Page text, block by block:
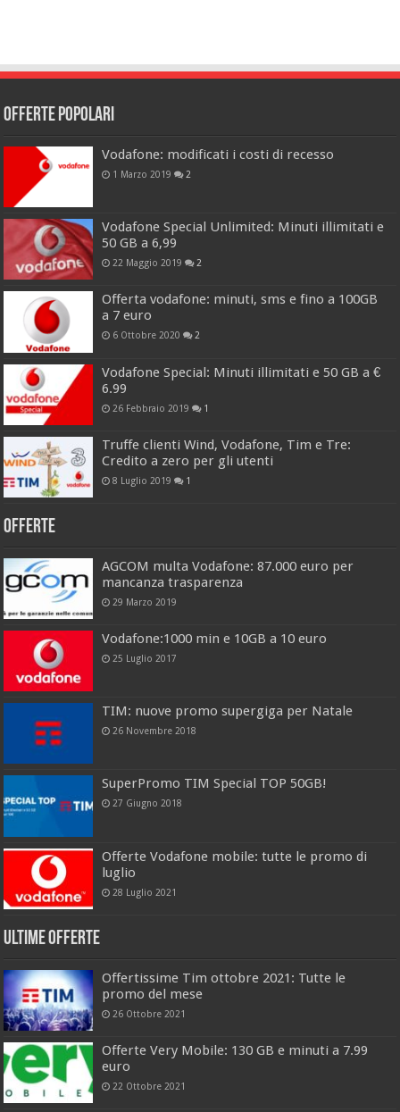
Offerte popolari
Vodafone: modificati i costi di recesso
1 Marzo 2019 2
Vodafone Special Unlimited: Minuti illimitati e
50 GB a 6,99
22 Maggio 2019 2
Offerta vodafone: minuti, sms e fino a 100GB
a 7 euro
6 Ottobre 2020 2
Vodafone Special: Minuti illimitati e 50 GB a €
6.99
26 Febbraio 2019 1
Truffe clienti Wind, Vodafone, Tim e Tre:
Credito a zero per gli utenti
8 Luglio 2019 1
Offerte
AGCOM multa Vodafone: 87.000 euro per
mancanza trasparenza
29 Marzo 2019
Vodafone:1000 min e 10GB a 10 euro
25 Luglio 2017
TIM: nuove promo supergiga per Natale
26 Novembre 2018
SuperPromo TIM Special TOP 50GB!
27 Giugno 2018
Offerte Vodafone mobile: tutte le promo di
luglio
28 Luglio 2021
Ultime offerte
Offertissime Tim ottobre 2021: Tutte le
promo del mese
26 Ottobre 2021
Offerte Very Mobile: 130 GB e minuti a 7.99
euro
22 Ottobre 2021